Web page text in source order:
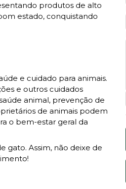
produtos de alto
estado, conquistando
e cuidado para animais.
e outros cuidados
animal, prevenção de
de animais podem
o bem-estar geral da
gato. Assim, não deixe de